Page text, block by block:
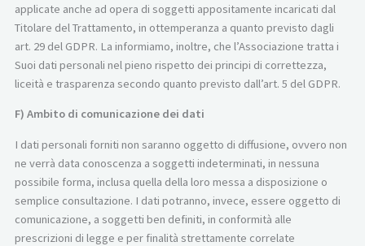
applicate anche ad opera di soggetti appositamente incaricati dal
Titolare del Trattamento, in ottemperanza a quanto previsto dagli
art. 29 del GDPR. La informiamo, inoltre, che l’Associazione tratta i
Suoi dati personali nel pieno rispetto dei principi di correttezza,
liceità e trasparenza secondo quanto previsto dall’art. 5 del GDPR.
F) Ambito di comunicazione dei dati
I dati personali forniti non saranno oggetto di diffusione, ovvero non
ne verrà data conoscenza a soggetti indeterminati, in nessuna
possibile forma, inclusa quella della loro messa a disposizione o
semplice consultazione. I dati potranno, invece, essere oggetto di
comunicazione, a soggetti ben definiti, in conformità alle
prescrizioni di legge e per finalità strettamente correlate